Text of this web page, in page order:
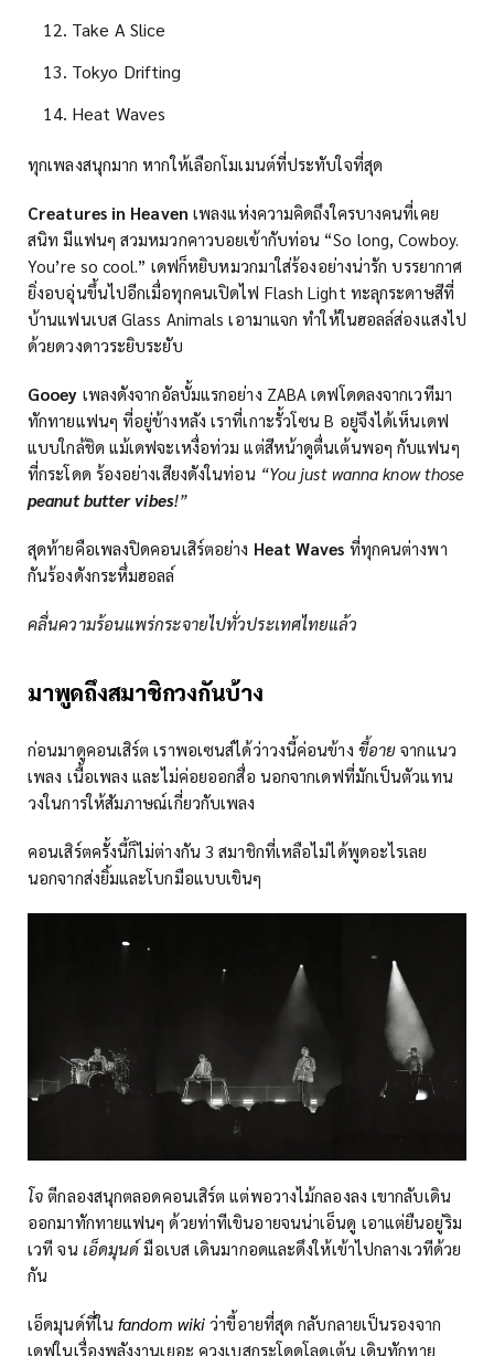
Take A Slice
Tokyo Drifting
Heat Waves
ทุกเพลงสนุกมาก หากให้เลือกโมเมนต์ที่ประทับใจที่สุด
Creatures in Heaven เพลงแห่งความคิดถึงใครบางคนที่เคย
สนิท มีแฟนๆ สวมหมวกคาวบอยเข้ากับท่อน “So long, Cowboy.
You’re so cool.” เดฟก็หยิบหมวกมาใส่ร้องอย่างน่ารัก บรรยากาศ
ยิ่งอบอุ่นขึ้นไปอีกเมื่อทุกคนเปิดไฟ Flash Light ทะลุกระดาษสีที่
บ้านแฟนเบส Glass Animals เอามาแจก ทำให้ในฮอลล์ส่องแสงไป
ด้วยดวงดาวระยิบระยับ
Gooey เพลงดังจากอัลบั้มแรกอย่าง ZABA เดฟโดดลงจากเวทีมา
ทักทายแฟนๆ ที่อยู่ข้างหลัง เราที่เกาะรั้วโซน B อยู่จึงได้เห็นเดฟ
แบบใกล้ชิด แม้เดฟจะเหงื่อท่วม แต่สีหน้าดูตื่นเต้นพอๆ กับแฟนๆ
ที่กระโดด ร้องอย่างเสียงดังในท่อน “You just wanna know those
peanut butter vibes!”
สุดท้ายคือเพลงปิดคอนเสิร์ตอย่าง Heat Waves ที่ทุกคนต่างพา
กันร้องดังกระหึ่มฮอลล์
คลื่นความร้อนแพร่กระจายไปทั่วประเทศไทยแล้ว
มาพูดถึงสมาชิกวงกันบ้าง
ก่อนมาดูคอนเสิร์ต เราพอเซนส์ได้ว่าวงนี้ค่อนข้าง ขี้อาย จากแนว
เพลง เนื้อเพลง และไม่ค่อยออกสื่อ นอกจากเดฟที่มักเป็นตัวแทน
วงในการให้สัมภาษณ์เกี่ยวกับเพลง
คอนเสิร์ตครั้งนี้ก็ไม่ต่างกัน 3 สมาชิกที่เหลือไม่ได้พูดอะไรเลย
นอกจากส่งยิ้มและโบกมือแบบเขินๆ
โจ ตีกลองสนุกตลอดคอนเสิร์ต แต่พอวางไม้กลองลง เขากลับเดิน
ออกมาทักทายแฟนๆ ด้วยท่าทีเขินอายจนน่าเอ็นดู เอาแต่ยืนอยู่ริม
เวที จน เอ็ดมุนด์มือเบส เดินมากอดและดึงให้เข้าไปกลางเวทีด้วย
กัน
เอ็ดมุนด์ที่ใน fandom wiki ว่าขี้อายที่สุด กลับกลายเป็นรองจาก
เดฟในเรื่องพลังงานเยอะ ควงเบสกระโดดโลดเต้น เดินทักทาย